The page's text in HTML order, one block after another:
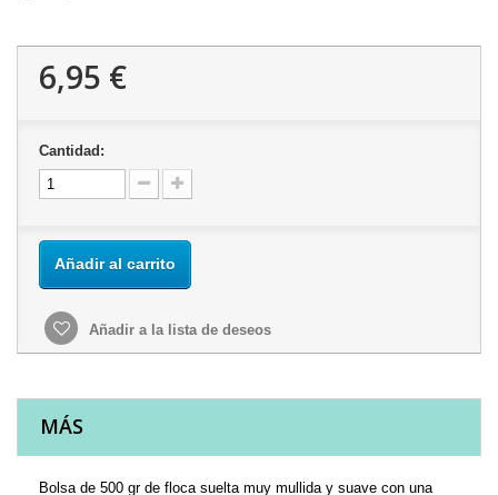
6,95 €
Cantidad:
Añadir al carrito
Añadir a la lista de deseos
MÁS
Bolsa de 500 gr de floca suelta muy mullida y suave con una